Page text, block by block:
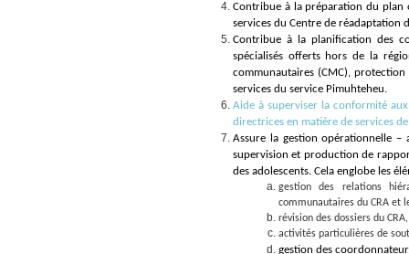
Contribue à la préparation du plan
services du Centre de réadaptation
Contribue à la planification des
spécialisés offerts hors de la
communautaires (CMC),
services du service Pimuhteheu.
Aide à superviser la conformité
directrices en matière de services
Assure la gestion opérationnelle
supervision et production de
des adolescents. Cela englobe les
gestion des relations
communautaires du CRA et
révision des dossiers du
activités particulières de
gestion des